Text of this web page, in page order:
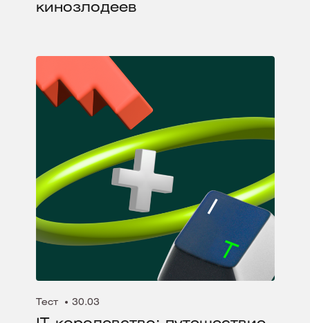
кинозлодеев
Тест 30.03